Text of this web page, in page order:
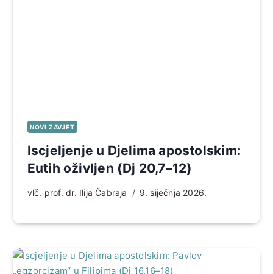
NOVI ZAVJET
Iscjeljenje u Djelima apostolskim:
Eutih oživljen (Dj 20,7–12)
vlč. prof. dr. Ilija Čabraja 9. siječnja 2026.